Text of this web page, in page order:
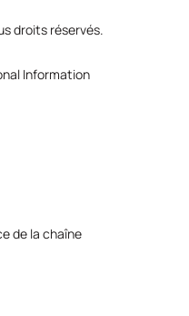
droits réservés.
Information
de la chaîne